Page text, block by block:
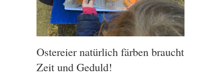
Ostereier natürlich färben braucht
Zeit und Geduld!